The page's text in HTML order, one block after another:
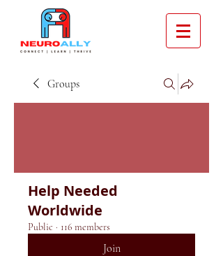
Groups
Help Needed
Worldwide
Public · 116 members
Join